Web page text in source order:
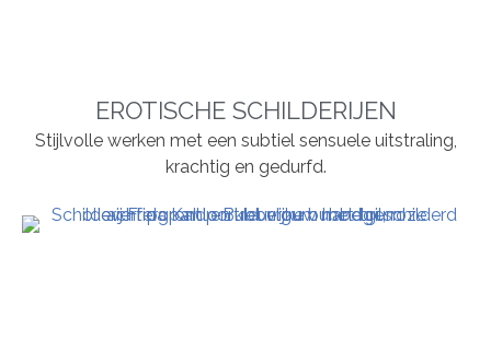
EROTISCHE SCHILDERIJEN
Stijlvolle werken met een subtiel sensuele uitstraling,
krachtig en gedurfd.